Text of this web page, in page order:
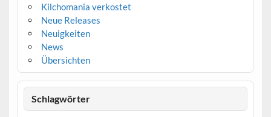
Kilchomania verkostet
Neue Releases
Neuigkeiten
News
Übersichten
Schlagwörter